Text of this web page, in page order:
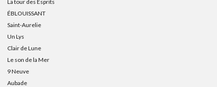
La tour des Esprits
ÉBLOUISSANT
Saint-Aurelie
Un Lys
Clair de Lune
Le son de la Mer
9 Neuve
Aubade